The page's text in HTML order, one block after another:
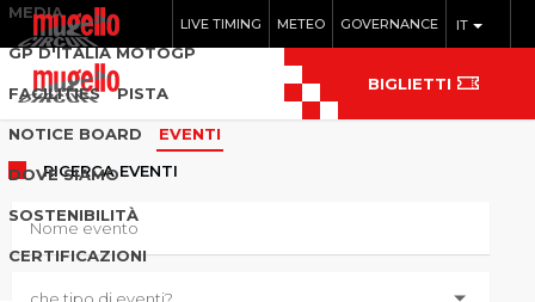
IT
LIVE TIMING METEO GOVERNANCE
MEDIA
GP D'ITALIA MOTOGP
FACILITIES PISTA
NOTICE BOARD EVENTI
DOVE SIAMO
SOSTENIBILITÀ
CERTIFICAZIONI
BIGLIETTI
RICERCAEVENTI